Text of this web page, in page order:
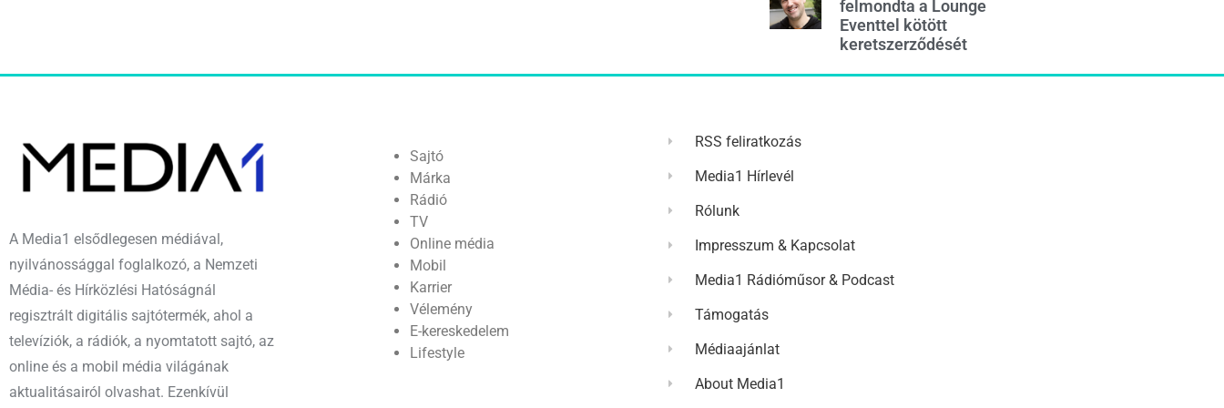
felmondta a Lounge
Eventtel kötött
keretszerződését
A Media1 elsődlegesen médiával,
nyilvánossággal foglalkozó, a Nemzeti
Média- és Hírközlési Hatóságnál
regisztrált digitális sajtótermék, ahol a
televíziók, a rádiók, a nyomtatott sajtó, az
online és a mobil média világának
aktualitásairól olvashat. Ezenkívül
Sajtó
Márka
Rádió
TV
Online média
Mobil
Karrier
Vélemény
E-kereskedelem
Lifestyle
RSS feliratkozás
Media1 Hírlevél
Rólunk
Impresszum & Kapcsolat
Media1 Rádióműsor & Podcast
Támogatás
Médiaajánlat
About Media1